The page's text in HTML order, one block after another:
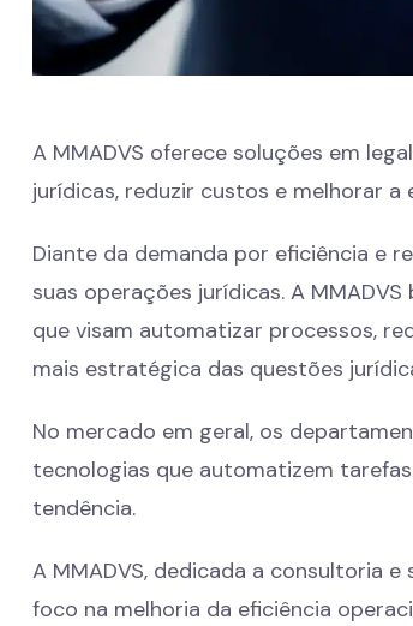
A MMADVS oferece soluções em
jurídicas, reduzir custos e melhorar
Diante da demanda por eficiência e
suas operações jurídicas. A
que visam automatizar processos,
mais estratégica das questões
No mercado em geral, os
tecnologias que automatizem
tendência.
A MMADVS, dedicada a consultoria
foco na melhoria da eficiência